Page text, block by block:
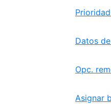
Datos
Opc.
Asignar